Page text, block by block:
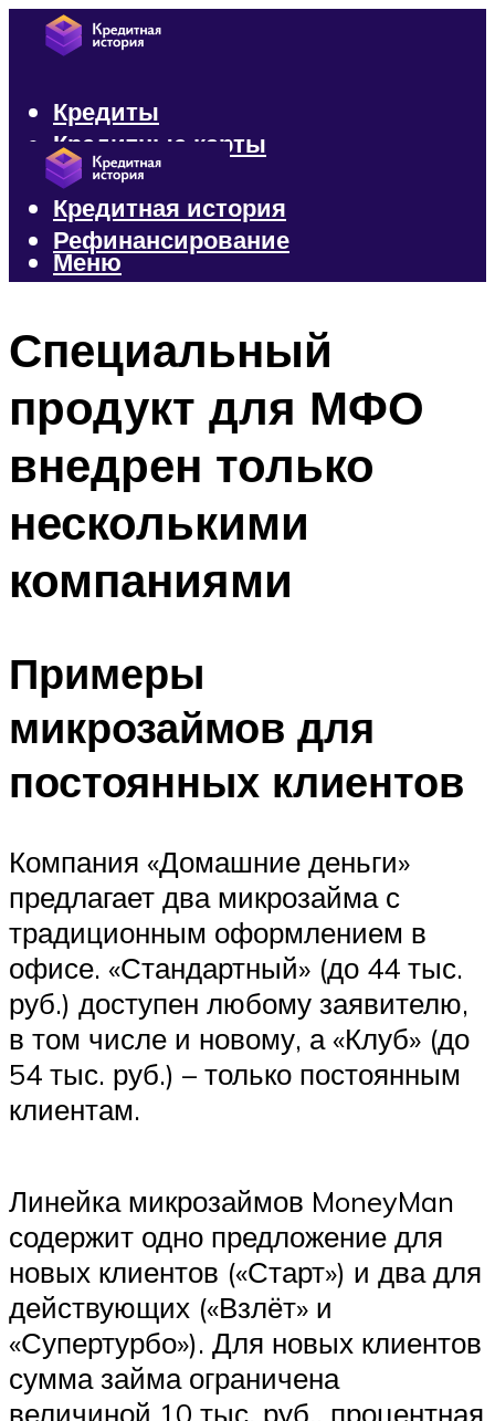
Кредиты
Кредитные карты
Микрозаймы
Кредитная история
Рефинансирование
Меню
Специальный
продукт для МФО
внедрен только
несколькими
компаниями
Примеры
микрозаймов для
постоянных клиентов
Компания «Домашние деньги»
предлагает два микрозайма с
традиционным оформлением в
офисе. «Стандартный» (до 44 тыс.
руб.) доступен любому заявителю,
в том числе и новому, а «Клуб» (до
54 тыс. руб.) – только постоянным
клиентам.
Линейка микрозаймов MoneyMan
содержит одно предложение для
новых клиентов («Старт») и два для
действующих («Взлёт» и
«Супертурбо»). Для новых клиентов
сумма займа ограничена
величиной 10 тыс. руб., процентная